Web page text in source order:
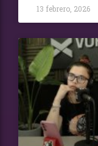
13 febrero, 2026